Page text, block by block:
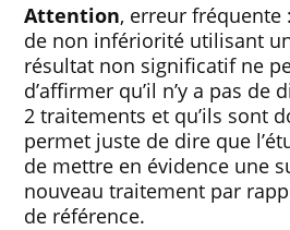
Attention, erreur fréquente
de non infériorité utilisant
résultat non significatif ne
d’affirmer qu’il n’y a pas de
2 traitements et qu’ils sont
permet juste de dire que
de mettre en évidence une
nouveau traitement par
de référence.